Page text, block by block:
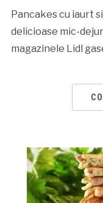
Pancakes cu iaurt
delicioase mic-
magazinele Lidl